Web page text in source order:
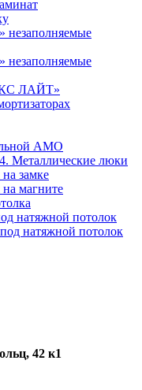
ЛАЙТ»
АМО
4. Металлические люки
замке
магните
натяжной потолок
натяжной потолок
42 к1